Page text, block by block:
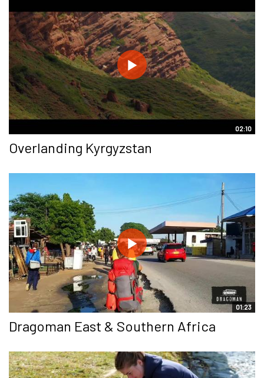
02:10
Overlanding Kyrgyzstan
01:23
Dragoman East & Southern Africa